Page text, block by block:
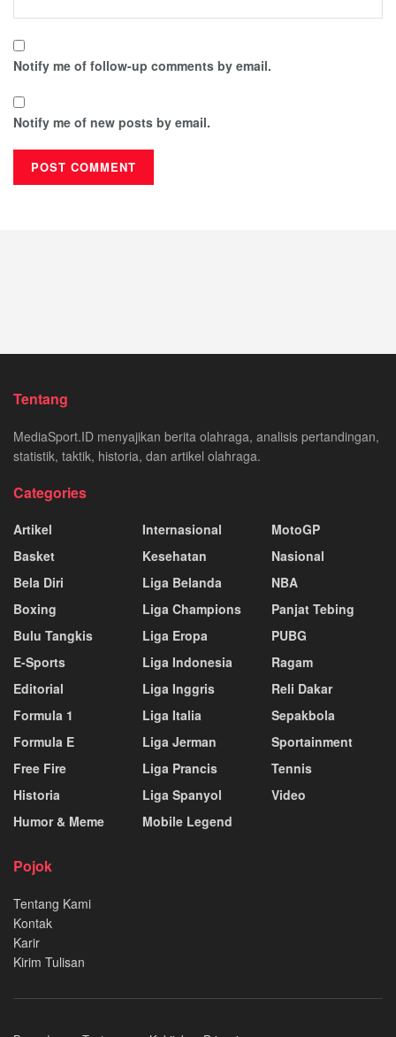
Notify me of follow-up comments by email.
Notify me of new posts by email.
Tentang
MediaSport.ID menyajikan berita olahraga, analisis pertandingan,
statistik, taktik, historia, dan artikel olahraga.
Categories
Artikel
Basket
Bela Diri
Boxing
Bulu Tangkis
E-Sports
Editorial
Formula 1
Formula E
Free Fire
Historia
Humor & Meme
Internasional
Kesehatan
Liga Belanda
Liga Champions
Liga Eropa
Liga Indonesia
Liga Inggris
Liga Italia
Liga Jerman
Liga Prancis
Liga Spanyol
Mobile Legend
MotoGP
Nasional
NBA
Panjat Tebing
PUBG
Ragam
Reli Dakar
Sepakbola
Sportainment
Tennis
Video
Pojok
Tentang Kami
Kontak
Karir
Kirim Tulisan